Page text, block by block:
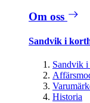
Om oss
Sandvik i
Sandvik
Historia